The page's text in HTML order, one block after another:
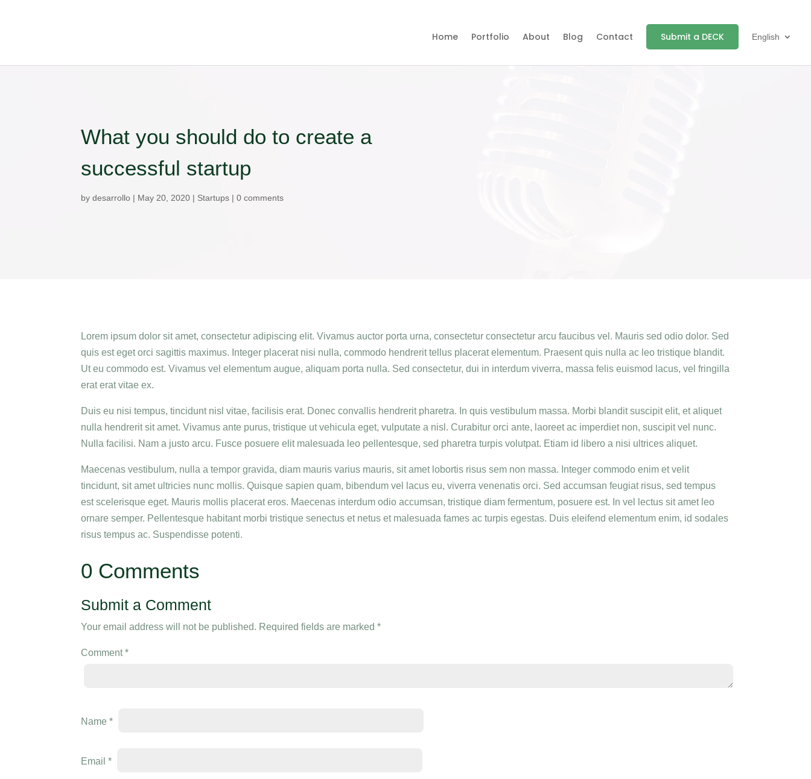
Home Portfolio About Blog Contact Submit a DECK English
What you should do to create a
successful startup
bydesarrollo | May 20, 2020 | Startups |0 comments
Lorem ipsum dolor sit amet, consectetur adipiscing elit. Vivamus auctor porta urna, consectetur consectetur arcu faucibus vel. Mauris sed odio dolor. Sed
quis est eget orci sagittis maximus. Integer placerat nisi nulla, commodo hendrerit tellus placerat elementum. Praesent quis nulla ac leo tristique blandit.
Ut eu commodo est. Vivamus vel elementum augue, aliquam porta nulla. Sed consectetur, dui in interdum viverra, massa felis euismod lacus, vel fringilla
erat erat vitae ex.
Duis eu nisi tempus, tincidunt nisl vitae, facilisis erat. Donec convallis hendrerit pharetra. In quis vestibulum massa. Morbi blandit suscipit elit, et aliquet
nulla hendrerit sit amet. Vivamus ante purus, tristique ut vehicula eget, vulputate a nisl. Curabitur orci ante, laoreet ac imperdiet non, suscipit vel nunc.
Nulla facilisi. Nam a justo arcu. Fusce posuere elit malesuada leo pellentesque, sed pharetra turpis volutpat. Etiam id libero a nisi ultrices aliquet.
Maecenas vestibulum, nulla a tempor gravida, diam mauris varius mauris, sit amet lobortis risus sem non massa. Integer commodo enim et velit
tincidunt, sit amet ultricies nunc mollis. Quisque sapien quam, bibendum vel lacus eu, viverra venenatis orci. Sed accumsan feugiat risus, sed tempus
est scelerisque eget. Mauris mollis placerat eros. Maecenas interdum odio accumsan, tristique diam fermentum, posuere est. In vel lectus sit amet leo
ornare semper. Pellentesque habitant morbi tristique senectus et netus et malesuada fames ac turpis egestas. Duis eleifend elementum enim, id sodales
risus tempus ac. Suspendisse potenti.
0 Comments
Submit a Comment
Your email address will not be published. Required fields are marked*
Comment*
Name*
Email*